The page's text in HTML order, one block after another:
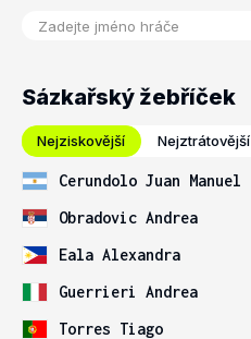
Sázkařský žebříček
Nejziskovější Nejztrátovější
Cerundolo Juan Manuel
Obradovic Andrea
Eala Alexandra
Guerrieri Andrea
Torres Tiago